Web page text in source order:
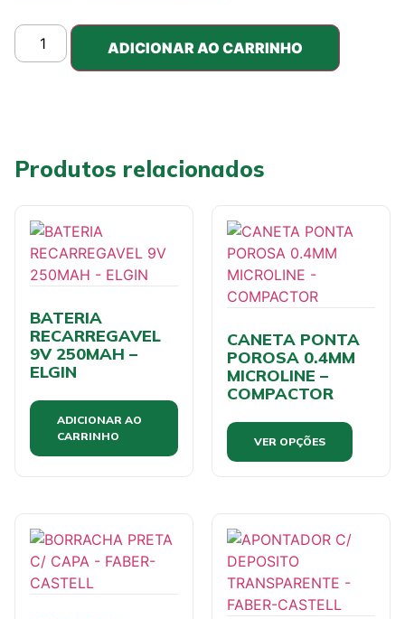
ADICIONAR AO CARRINHO
Produtos relacionados
BATERIA
RECARREGAVEL
9V 250MAH –
ELGIN
ADICIONAR AO
CARRINHO
CANETA PONTA
POROSA 0.4MM
MICROLINE –
COMPACTOR
VER OPÇÕES